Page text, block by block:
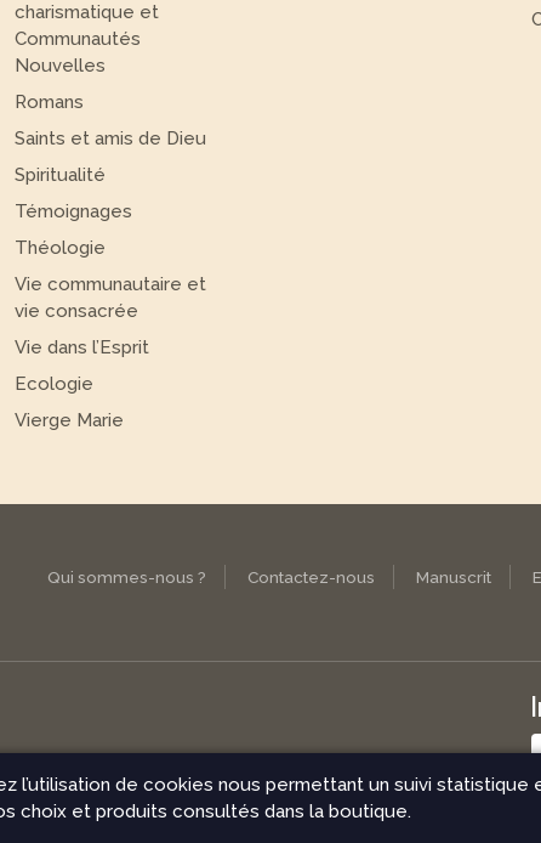
charismatique et
Communautés
Nouvelles
Romans
Saints et amis de Dieu
Spiritualité
Témoignages
Théologie
Vie communautaire et
vie consacrée
Vie dans l’Esprit
Ecologie
Vierge Marie
Qui sommes-nous ? Contactez-nous Manuscrit
vente
l’utilisation de cookies nous permettant un suivi statistique
choix et produits consultés dans la boutique.